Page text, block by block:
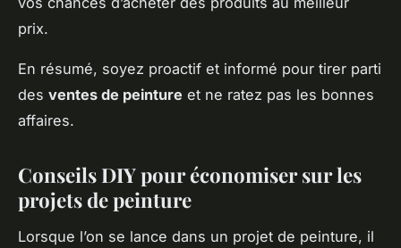
prix.
En résumé, soyez proactif et informé pour tirer parti
des ventes de peinture et ne ratez pas les bonnes
affaires.
Conseils DIY pour économiser sur les
projets de peinture
Lorsque l’on se lance dans un projet de peinture, il